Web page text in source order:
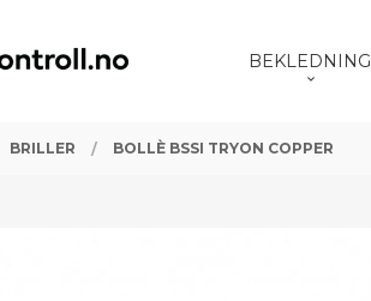
BEKLEDNING
BRILLER BOLLÈ BSSI TRYON COPPER